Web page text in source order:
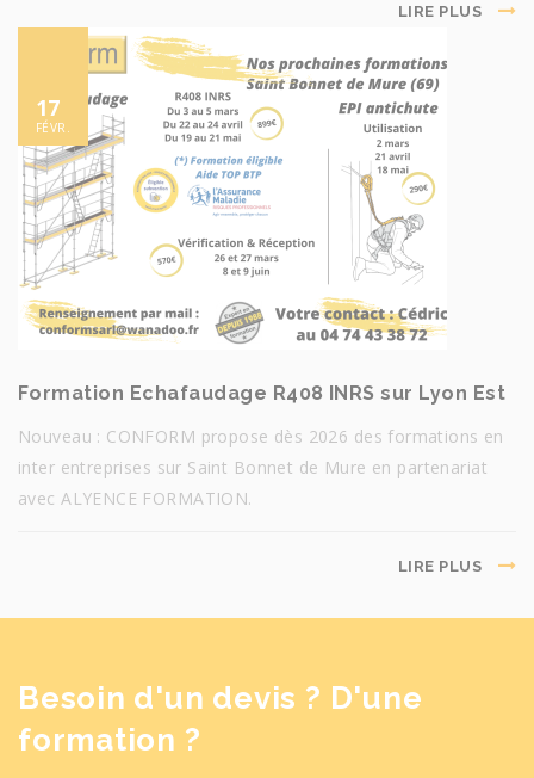
LIRE PLUS
17
FÉVR.
Formation Echafaudage R408 INRS sur Lyon Est
Nouveau : CONFORM propose dès 2026 des formations en
inter entreprises sur Saint Bonnet de Mure en partenariat
avec ALYENCE FORMATION.
LIRE PLUS
Besoin d'un devis ? D'une
formation ?